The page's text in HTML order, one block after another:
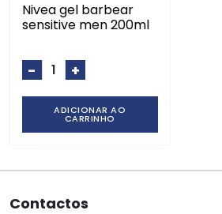
nivea gel barbear
sensitive men 200ml
- +
ADICIONAR AO
CARRINHO
Contactos